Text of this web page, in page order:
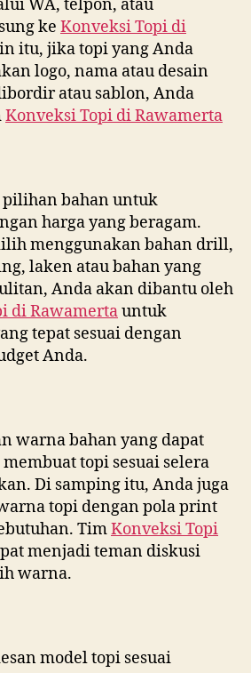
WA, telpon, atau
ke Konveksi Topi di
itu, jika topi yang Anda
logo, nama atau desain
atau sablon, Anda
Konveksi Topi diRawamerta
pilihan bahan untuk
harga yang beragam.
menggunakan bahan drill,
laken atau bahan yang
Anda akan dibantu oleh
diRawamertauntuk
tepat sesuai dengan
Anda.
warna bahan yang dapat
topi sesuai selera
Di samping itu, Anda juga
topi dengan pola print
TimKonveksi Topi
menjadi teman diskusi
warna.
model topi sesuai